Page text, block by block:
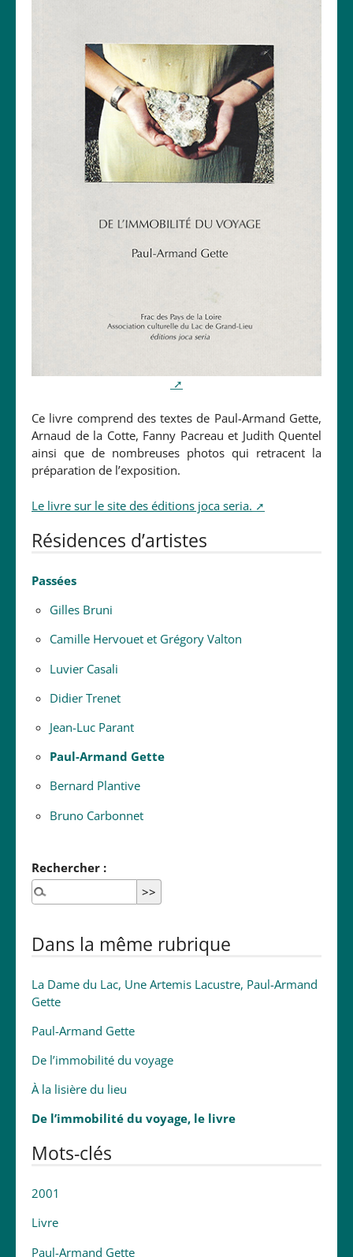
Ce livre comprend des textes de Paul-Armand Gette,
Arnaud de la Cotte, Fanny Pacreau et Judith Quentel
ainsi que de nombreuses photos qui retracent la
préparation de l’exposition.
Le livre sur le site des éditions joca seria.
Résidences d’artistes
Passées
Gilles Bruni
Camille Hervouet et Grégory Valton
Luvier Casali
Didier Trenet
Jean-Luc Parant
Paul-Armand Gette
Bernard Plantive
Bruno Carbonnet
Rechercher :
Dans la même rubrique
La Dame du Lac, Une Artemis Lacustre, Paul-Armand
Gette
Paul-Armand Gette
De l’immobilité du voyage
À la lisière du lieu
De l’immobilité du voyage, le livre
Mots-clés
2001
Livre
Paul-Armand Gette